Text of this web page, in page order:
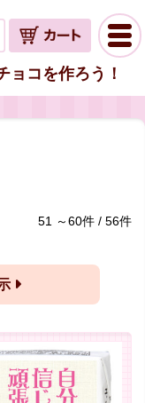
ョコを作ろう！
51 ～60件 / 56件